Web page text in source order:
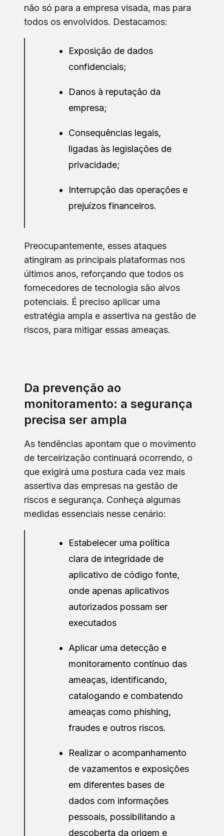
não só para a empresa visada, mas para
todos os envolvidos. Destacamos:
Exposição de dados
confidenciais;
Danos à reputação da
empresa;
Consequências legais,
ligadas às legislações de
privacidade;
Interrupção das operações e
prejuízos financeiros.
Preocupantemente, esses ataques
atingiram as principais plataformas nos
últimos anos, reforçando que todos os
fornecedores de tecnologia são alvos
potenciais. É preciso aplicar uma
estratégia ampla e assertiva na gestão de
riscos, para mitigar essas ameaças.
Da prevenção ao
monitoramento: a segurança
precisa ser ampla
As tendências apontam que o movimento
de terceirização continuará ocorrendo, o
que exigirá uma postura cada vez mais
assertiva das empresas na gestão de
riscos e segurança. Conheça algumas
medidas essenciais nesse cenário:
Estabelecer uma política
clara de integridade de
aplicativo de código fonte,
onde apenas aplicativos
autorizados possam ser
executados
Aplicar uma detecção e
monitoramento contínuo das
ameaças, identificando,
catalogando e combatendo
ameaças como phishing,
fraudes e outros riscos.
Realizar o acompanhamento
de vazamentos e exposições
em diferentes bases de
dados com informações
pessoais, possibilitando a
descoberta da origem e